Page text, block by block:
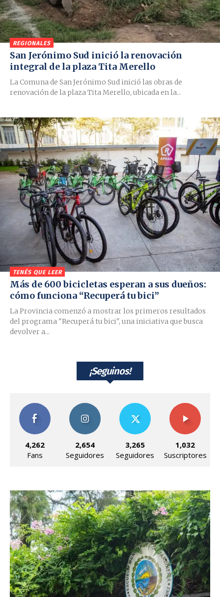
REGIONALES
San Jerónimo Sud inició la renovación
integral de la plaza Tita Merello
La Comuna de San Jerónimo Sud inició las obras de
renovación de la plaza Tita Merello, ubicada en la...
TENÉS QUE LEER
Más de 600 bicicletas esperan a sus dueños:
cómo funciona “Recuperá tu bici”
La Provincia comenzó a mostrar los primeros resultados
del programa "Recuperá tu bici", una iniciativa que busca
devolver a...
⠀¡Seguinos!⠀
4,262
Fans
2,654
Seguidores
3,265
Seguidores
1,032
Suscriptores